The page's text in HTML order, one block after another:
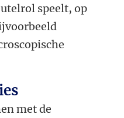
speelt, op
met de